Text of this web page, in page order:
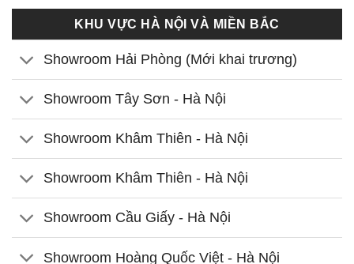
KHU VỰC HÀ NỘI VÀ MIỀN BẮC
Showroom Hải Phòng (Mới khai trương)
Showroom Tây Sơn - Hà Nội
Showroom Khâm Thiên - Hà Nội
Showroom Khâm Thiên - Hà Nội
Showroom Cầu Giấy - Hà Nội
Showroom Hoàng Quốc Việt - Hà Nội